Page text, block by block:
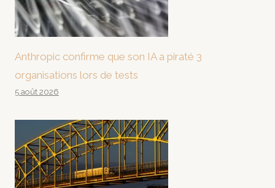
Anthropic confirme que son IA a piraté 3
organisations lors de tests
5 août 2026